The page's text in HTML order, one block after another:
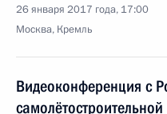
26 января 2017 года, 17:00
Москва, Кремль
Видеоконференция с